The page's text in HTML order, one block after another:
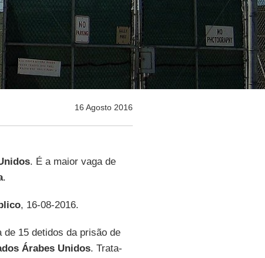
16 Agosto 2016
. É a maior vaga de
.
, 16-08-2016.
15 detidos da prisão de
Árabes Unidos. Trata-